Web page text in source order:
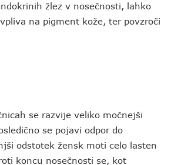
žlez v nosečnosti, lahko
na pigment kože, ter povzroči
se razvije veliko močnejši
se pojavi odpor do
odstotek žensk moti celo lasten
koncu nosečnosti se, kot